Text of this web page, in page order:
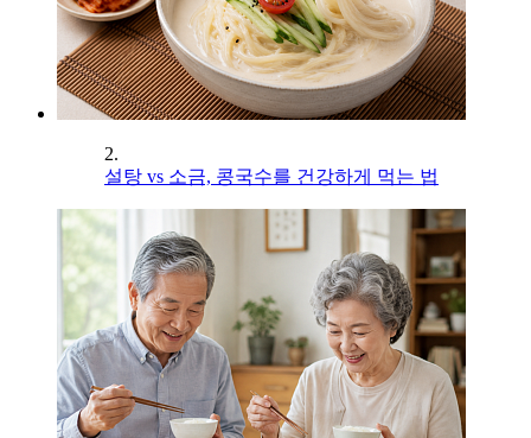
2.
설탕 vs 소금, 콩국수를 건강하게 먹는 법